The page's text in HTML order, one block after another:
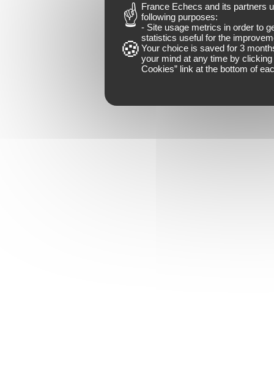
France Echecs and its partners
following purposes:
- Site usage metrics in order to
statistics useful for the
Your choice is saved for 3
your mind at any time by clicking
Cookies” link at the bottom of